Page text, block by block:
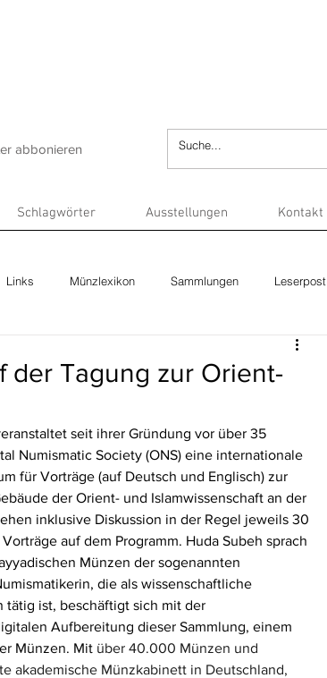
abbonieren
Schlagwörter Ausstellungen Kontakt
Links Münzlexikon Sammlungen Leserpost
der Tagung zur Orient-
seit ihrer Gründung vor über 35
Numismatic Society (ONS) eine internationale
für Vorträge (auf Deutsch und Englisch) zur
der Orient- und Islamwissenschaft an der
inklusive Diskussion in der Regel jeweils 30
auf dem Programm. Huda Subeh sprach
Münzen der sogenannten
die als wissenschaftliche
tätig ist, beschäftigt sich mit der
Aufbereitung dieser Sammlung, einem
Münzen. Mit über 40.000 Münzen und
akademische Münzkabinett in Deutschland,